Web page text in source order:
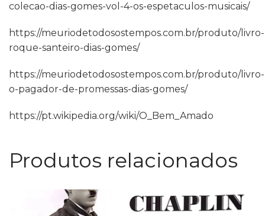
colecao-dias-gomes-vol-4-os-espetaculos-musicais/
https://meuriodetodosostempos.com.br/produto/livro-
roque-santeiro-dias-gomes/
https://meuriodetodosostempos.com.br/produto/livro-
o-pagador-de-promessas-dias-gomes/
https://pt.wikipedia.org/wiki/O_Bem_Amado
Produtos relacionados